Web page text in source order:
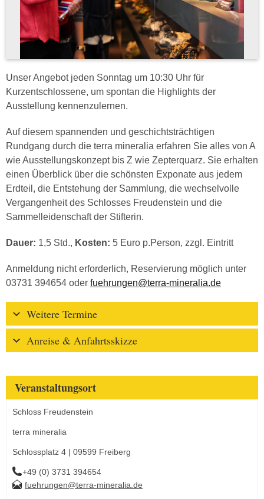
Unser Angebot jeden Sonntag um 10:30 Uhr für
Kurzentschlossene, um spontan die Highlights der
Ausstellung kennenzulernen.
Auf diesem spannenden und geschichtsträchtigen
Rundgang durch die terra mineralia erfahren Sie alles von A
wie Ausstellungskonzept bis Z wie Zepterquarz. Sie erhalten
einen Überblick über die schönsten Exponate aus jedem
Erdteil, die Entstehung der Sammlung, die wechselvolle
Vergangenheit des Schlosses Freudenstein und die
Sammelleidenschaft der Stifterin.
Dauer: 1,5 Std., Kosten: 5 Euro p.Person, zzgl. Eintritt
Anmeldung nicht erforderlich, Reservierung möglich unter
03731 394654 oder fuehrungen@terra-mineralia.de
Weitere Termine
Anreise & Anfahrtsskizze
Veranstaltungsort
Schloss Freudenstein
terra mineralia
Schlossplatz 4 | 09599 Freiberg
+49 (0) 3731 394654
fuehrungen@terra-mineralia.de